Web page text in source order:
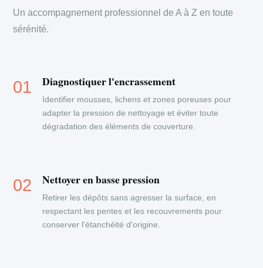
Un accompagnement professionnel de A à Z en toute
sérénité.
Diagnostiquer l'encrassement
Identifier mousses, lichens et zones poreuses pour
adapter la pression de nettoyage et éviter toute
dégradation des éléments de couverture.
Nettoyer en basse pression
Retirer les dépôts sans agresser la surface, en
respectant les pentes et les recouvrements pour
conserver l'étanchéité d'origine.